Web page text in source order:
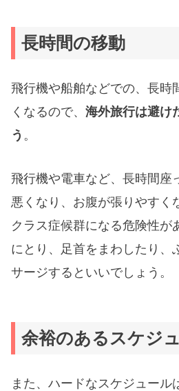
長時間の移動
飛行機や船舶などでの、長時
くなるので、海外旅行は避け
う 。
飛行機や電車など、長時間座
悪くなり、お腹が張りやすく
クラス症候群になる危険性が
にとり、足首をまわしたり、
サージするといいでしょう。
余裕のあるスケジ
また、ハードなスケジュール